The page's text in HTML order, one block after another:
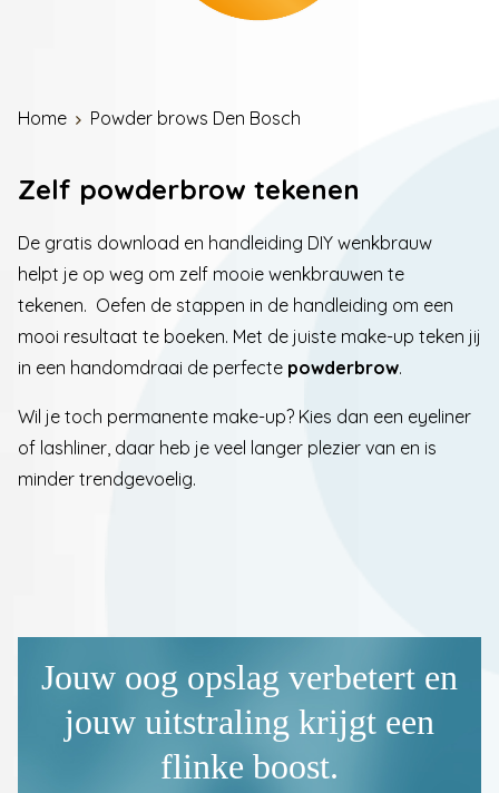
Home Powder brows Den Bosch
Zelf powderbrow tekenen
De gratis download en handleiding DIY wenkbrauw
helpt je op weg om zelf mooie wenkbrauwen te
tekenen. Oefen de stappen in de handleiding om een
mooi resultaat te boeken. Met de juiste make-up teken jij
in een handomdraai de perfecte powderbrow.
Wil je toch permanente make-up? Kies dan een eyeliner
of lashliner , daar heb je veel langer plezier van en is
minder trendgevoelig.
Jouw oog opslag verbetert en
jouw uitstraling krijgt een
flinke boost.